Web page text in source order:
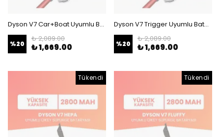
Dyson V7 Car+Boat Uyumlu Batarya (YÜKSEK KAPASİTE) 21.6 V 2800mah Dikey Süpürge Bataryası
%20
₺ 2,089.00
₺ 1,669.00
Dyson V7 Trigger Uyumlu Batarya (YÜKSEK KAPASİTE) 21.6 V 2800mah Dikey Süpürge Bataryası
%20
₺ 2,089.00
₺ 1,669.00
Tükendi Tükendi